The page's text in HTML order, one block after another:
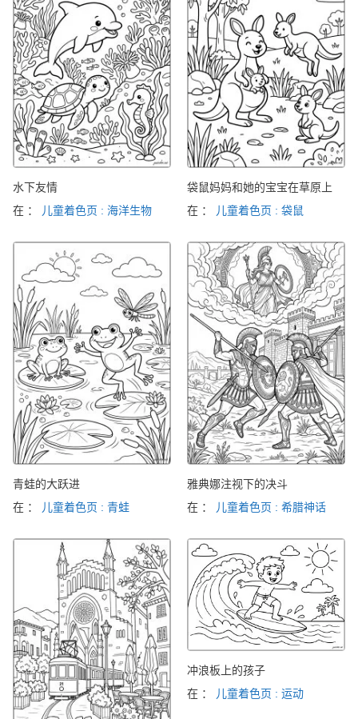
水下友情
在 ：
儿童着色页 : 海洋生物
袋鼠妈妈和她的宝宝在草原上
在 ：
儿童着色页 : 袋鼠
青蛙的大跃进
在 ：
儿童着色页 : 青蛙
雅典娜注视下的决斗
在 ：
儿童着色页 : 希腊神话
冲浪板上的孩子
在 ：
儿童着色页 : 运动